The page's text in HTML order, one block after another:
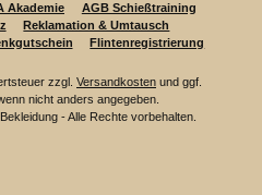
Akademie
AGB Schießtraining
Reklamation & Umtausch
Flintenregistrierung
zzgl. Versandkosten und ggf.
nicht anders angegeben.
- Alle Rechte vorbehalten.